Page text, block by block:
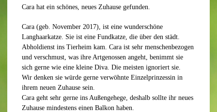
Cara hat ein schönes, neues Zuhause gefunden.
Cara (geb. November 2017), ist eine wunderschöne
Langhaarkatze. Sie ist eine Fundkatze, die über den städt.
Abholdienst ins Tierheim kam. Cara ist sehr menschenbezogen
und verschmust, was ihre Artgenossen angeht, benimmt sie
sich gerne wie eine kleine Diva. Die meisten ignoriert sie.
Wir denken sie würde gerne verwöhnte Einzelprinzessin in
ihrem neuen Zuhause sein.
Cara geht sehr gerne ins Außengehege, deshalb sollte ihr neues
Zuhause mindestens einen Balkon haben.